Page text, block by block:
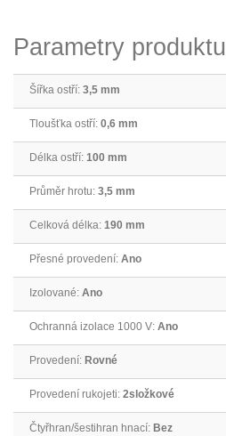
Parametry produktu
Šířka ostří: 3,5 mm
Tloušťka ostří: 0,6 mm
Délka ostří: 100 mm
Průměr hrotu: 3,5 mm
Celková délka: 190 mm
Přesné provedení: Ano
Izolované: Ano
Ochranná izolace 1000 V: Ano
Provedení: Rovné
Provedení rukojeti: 2složkové
Čtyřhran/šestihran hnací: Bez